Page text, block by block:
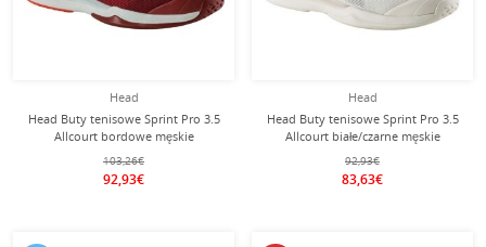
Head
Head Buty tenisowe Sprint Pro 3.5
Allcourt bordowe męskie
103,26€
92,93€
Head
Head Buty tenisowe Sprint Pro 3.5
Allcourt białe/czarne męskie
92,93€
83,63€